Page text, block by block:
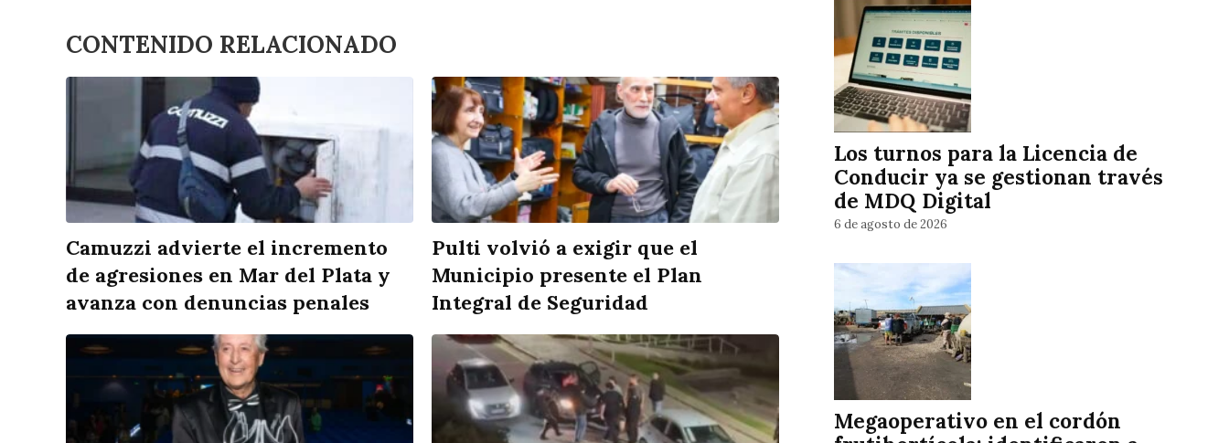
CONTENIDO RELACIONADO
Camuzzi advierte el incremento
de agresiones en Mar del Plata y
avanza con denuncias penales
Pulti volvió a exigir que el
Municipio presente el Plan
Integral de Seguridad
Los turnos para la Licencia de
Conducir ya se gestionan través
de MDQ Digital
6 de agosto de 2026
Megaoperativo en el cordón